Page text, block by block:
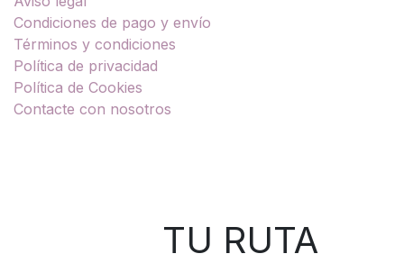
Condiciones de pago y envío
Términos y condiciones
Política de privacidad
Política de Cookies
Contacte con nosotros
TU RUTA